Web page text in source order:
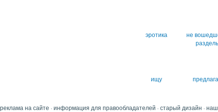
эротика
не
ищу
реклама на сайте ·информация для правообладателей ·старый дизайн ·наш